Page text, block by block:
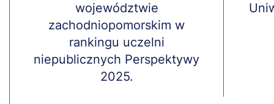
województwie
zachodniopomorskim w
rankingu uczelni
niepublicznych Perspektywy
2025.